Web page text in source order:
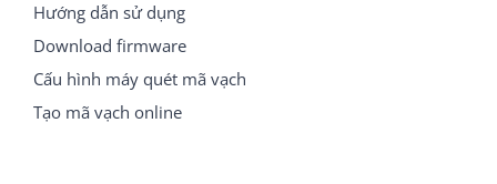
Hướng dẫn sử dụng
Download firmware
Cấu hình máy quét mã vạch
Tạo mã vạch online